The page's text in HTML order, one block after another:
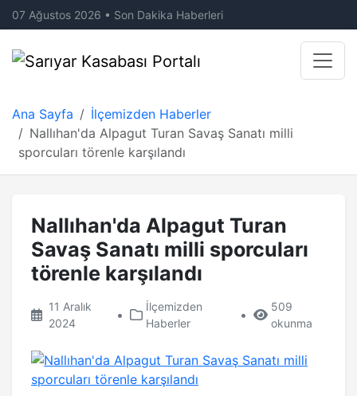
07 Ağustos 2026 • Son Dakika Haberleri
Ana Sayfa
İlçemizden Haberler
Nallıhan'da Alpagut Turan Savaş Sanatı milli
sporcuları törenle karşılandı
Nallıhan'da Alpagut Turan
Savaş Sanatı milli sporcuları
törenle karşılandı
11 Aralık
2024
•
İlçemizden
Haberler
•
509
okunma